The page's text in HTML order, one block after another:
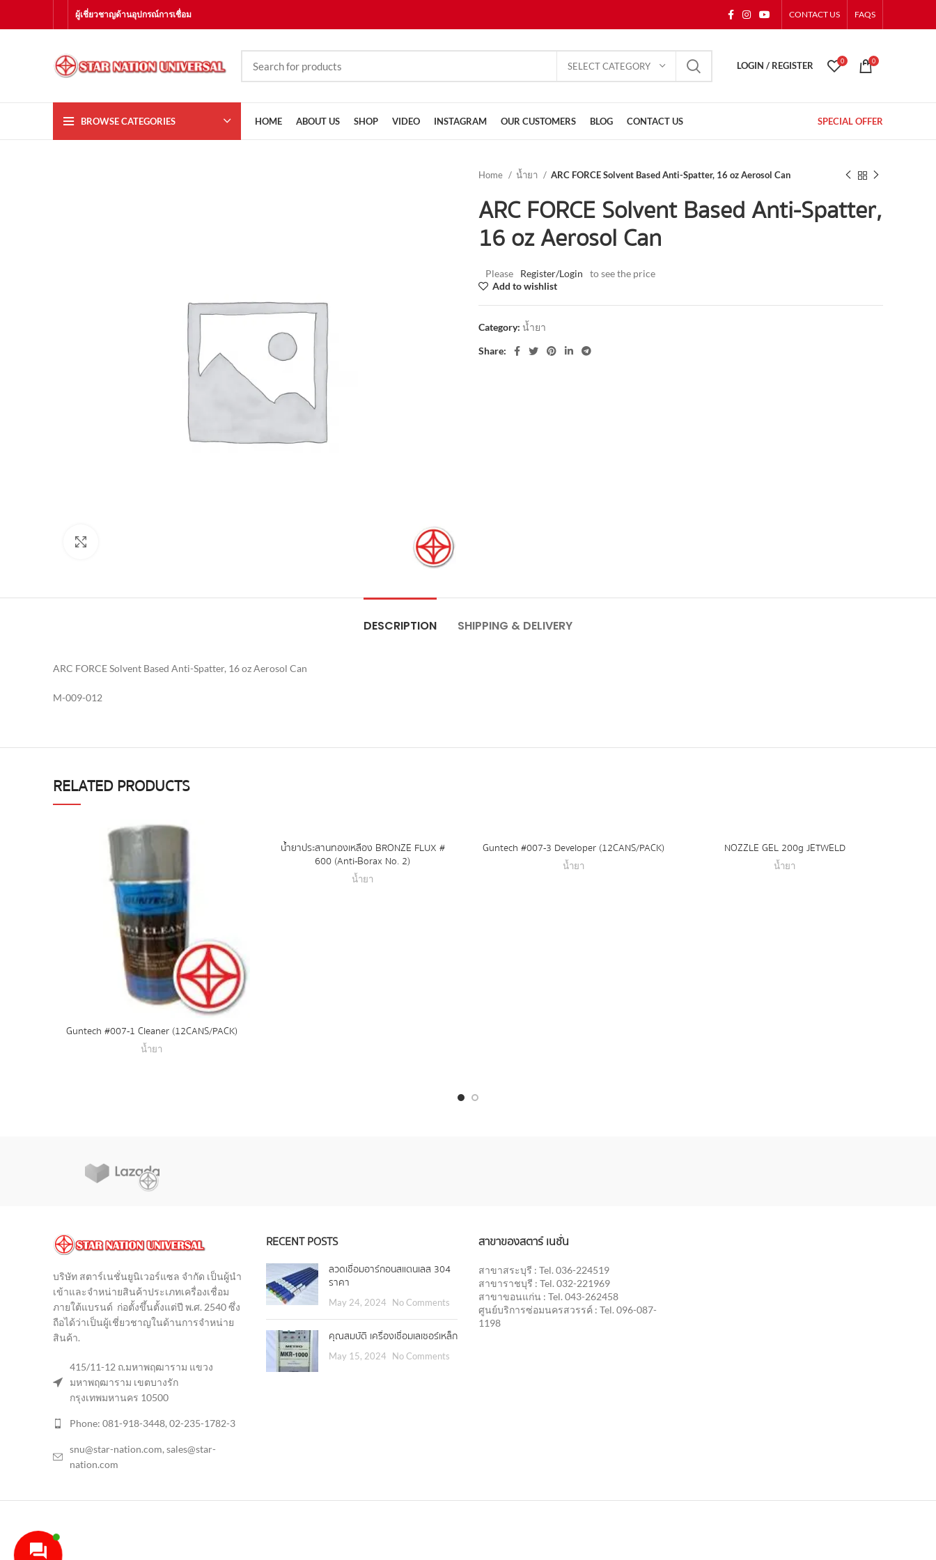
ผู้เชี่ยวชาญด้านอุปกรณ์การเชื่อม CONTACT US FAQS
SELECT CATEGORY LOGIN / REGISTER 0 0
BROWSE CATEGORIES HOME ABOUT US SHOP VIDEO INSTAGRAM OUR CUSTOMERS BLOG CONTACT US SPECIAL OFFER
Home น้ำยา ARC FORCE Solvent Based Anti-Spatter, 16 oz Aerosol Can
ARC FORCE Solvent Based Anti-Spatter,
16 oz Aerosol Can
Please Register/Login
to see the price
Add to wishlist
Category: น้ำยา
Share:
DESCRIPTION SHIPPING & DELIVERY
ARC FORCE Solvent Based Anti-Spatter, 16 oz Aerosol Can
M-009-012
RELATED PRODUCTS
Guntech #007-1 Cleaner (12CANS/PACK)
น้ำยา
น้ำยาประสานทองเหลือง BRONZE FLUX #
600 (Anti-Borax No. 2)
น้ำยา
Guntech #007-3 Developer (12CANS/PACK)
น้ำยา
NOZZLE GEL 200g JETWELD
น้ำยา
บริษัท สตาร์เนชั่นยูนิเวอร์แซล จำกัด เป็นผู้นำ
เข้าและจำหน่ายสินค้าประเภทเครื่องเชื่อม
ภายใต้แบรนด์ ก่อตั้งขึ้นตั้งแต่ปี พ.ศ. 2540 ซึ่ง
ถือได้ว่าเป็นผู้เชี่ยวชาญในด้านการจำหน่าย
สินค้า.
415/11-12 ถ.มหาพฤฒาราม แขวง
มหาพฤฒาราม เขตบางรัก
กรุงเทพมหานคร 10500
Phone: 081-918-3448, 02-235-1782-3
snu@star-nation.com, sales@star-
nation.com
RECENT POSTS
ลวดเชื่อมอาร์กอนสแตนเลส 304
ราคา
May 24, 2024 No Comments
คุณสมบัติ เครื่องเชื่อมเลเซอร์เหล็ก
May 15, 2024 No Comments
สาขาของสตาร์ เนชั่น
สาขาสระบุรี : Tel. 036-224519
สาขาราชบุรี : Tel. 032-221969
สาขาขอนแก่น : Tel. 043-262458
ศูนย์บริการซ่อมนครสวรรค์ : Tel. 096-087-
1198